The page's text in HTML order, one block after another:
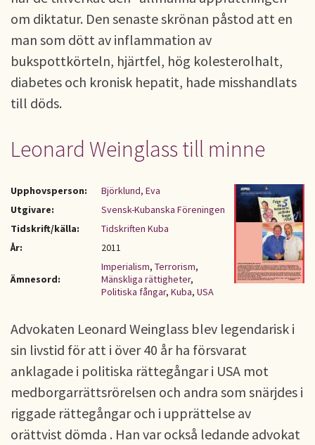
om diktatur. Den senaste skrönan påstod att en
man som dött av inflammation av
bukspottkörteln, hjärtfel, hög kolesterolhalt,
diabetes och kronisk hepatit, hade misshandlats
till döds.
Leonard Weinglass till minne
Upphovsperson:
Björklund, Eva
Utgivare:
Svensk-Kubanska Föreningen
Tidskrift/källa:
Tidskriften Kuba
År:
2011
Ämnesord:
Imperialism, Terrorism,
Mänskliga rättigheter,
Politiska fångar, Kuba, USA
Advokaten Leonard Weinglass blev legendarisk i
sin livstid för att i över 40 år ha försvarat
anklagade i politiska rättegångar i USA mot
medborgarrättsrörelsen och andra som snärjdes i
riggade rättegångar och i upprättelse av
orättvist dömda . Han var också ledande advokat